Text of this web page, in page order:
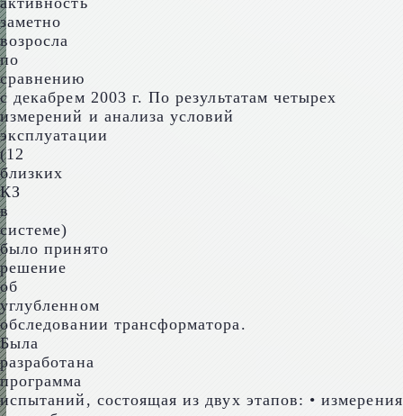
заметно
возросла
по
сравнению
с декабрем 2003 г. По результатам четырех
измерений и анализа условий
эксплуатации
(12
близких
КЗ
в
системе)
было принято
решение
об
углубленном
обследовании трансформатора.
Была
разработана
программа
испытаний, состоящая из двух этапов: • измерения